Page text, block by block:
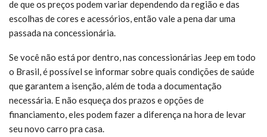
de que os preços podem variar dependendo da região e das
escolhas de cores e acessórios, então vale a pena dar uma
passada na concessionária.
Se você não está por dentro, nas concessionárias Jeep em todo
o Brasil, é possível se informar sobre quais condições de saúde
que garantem a isenção, além de toda a documentação
necessária. E não esqueça dos prazos e opções de
financiamento, eles podem fazer a diferença na hora de levar
seu novo carro pra casa.